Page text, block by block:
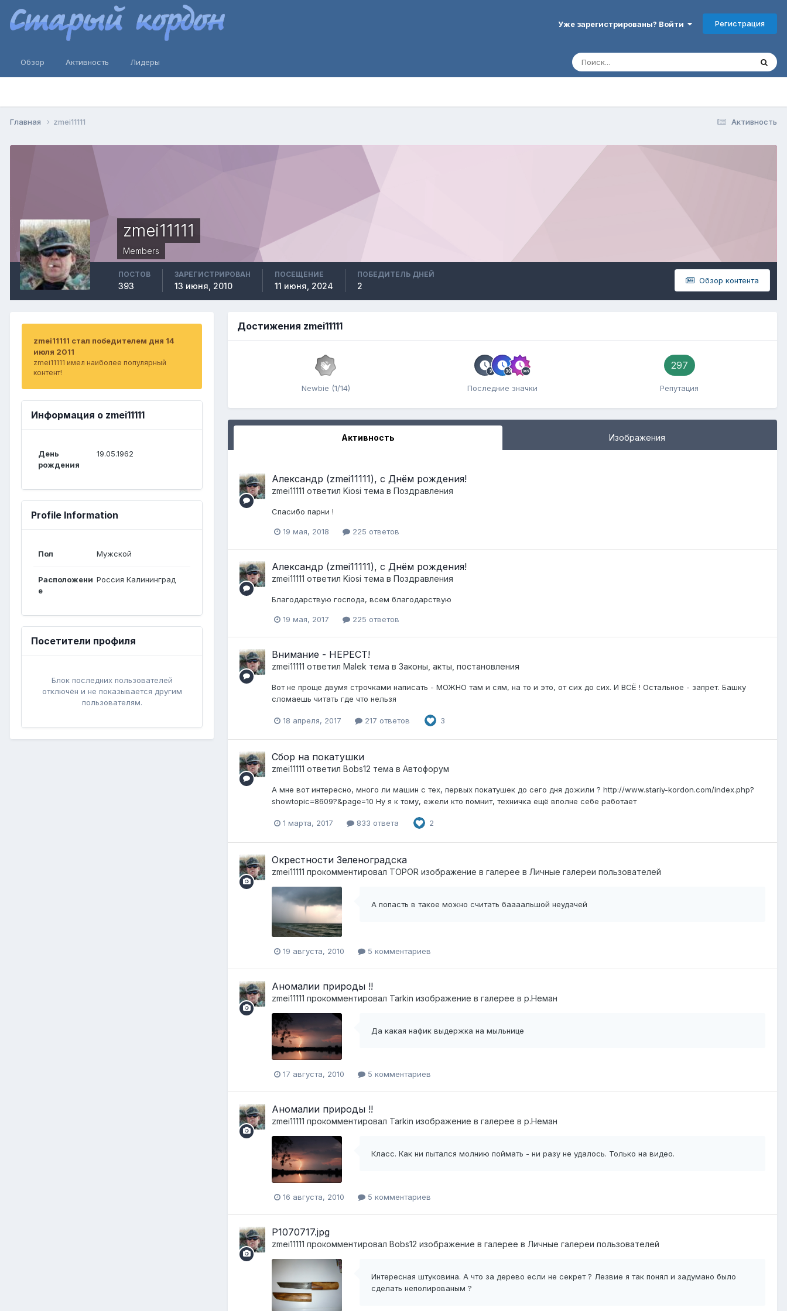
Уже зарегистрированы? Войти Регистрация
Обзор Активность Лидеры
Активность
Главная zmei11111
zmei11111
Members
Обзор контента
ПОСТОВ
393
ЗАРЕГИСТРИРОВАН
13 июня, 2010
ПОСЕЩЕНИЕ
11 июня, 2024
ПОБЕДИТЕЛЬ ДНЕЙ
2
zmei11111 стал победителем дня 14
июля 2011
zmei11111 имел наиболее популярный
контент!
Информация о zmei11111
День
рождения
19.05.1962
Profile Information
Пол Мужской
Расположени
е
Россия Калининград
Посетители профиля
Блок последних пользователей
отключён и не показывается другим
пользователям.
Достижения zmei11111
Newbie (1/14) Последние значки
297
Репутация
Активность Изображения
Александр (zmei11111), с Днëм рождения!
zmei11111 ответил Kiosi тема в Поздравления
Спасибо парни !
19 мая, 2018 225 ответов
Александр (zmei11111), с Днëм рождения!
zmei11111 ответил Kiosi тема в Поздравления
Благодарствую господа, всем благодарствую
19 мая, 2017 225 ответов
Внимание - НЕРЕСТ!
zmei11111 ответил Malek тема в Законы, акты, постановления
Вот не проще двумя строчками написать - МОЖНО там и сям, на то и это, от сих до сих. И ВСЁ ! Остальное - запрет. Башку
сломаешь читать где что нельзя
18 апреля, 2017 217 ответов 3
Сбор на покатушки
zmei11111 ответил Bobs12 тема в Автофорум
А мне вот интересно, много ли машин с тех, первых покатушек до сего дня дожили ? http://www.stariy-kordon.com/index.php?
showtopic=8609?&page=10 Ну я к тому, ежели кто помнит, техничка ещё вполне себе работает
1 марта, 2017 833 ответа 2
Окрестности Зеленоградска
zmei11111 прокомментировал TOPOR изображение в галерее в Личные галереи пользователей
А попасть в такое можно считать баааальшой неудачей
19 августа, 2010 5 комментариев
Аномалии природы !!
zmei11111 прокомментировал Tarkin изображение в галерее в р.Неман
Да какая нафик выдержка на мыльнице
17 августа, 2010 5 комментариев
Аномалии природы !!
zmei11111 прокомментировал Tarkin изображение в галерее в р.Неман
Класс. Как ни пытался молнию поймать - ни разу не удалось. Только на видео.
16 августа, 2010 5 комментариев
P1070717.jpg
zmei11111 прокомментировал Bobs12 изображение в галерее в Личные галереи пользователей
Интересная штуковина. А что за дерево если не секрет ? Лезвие я так понял и задумано было
сделать неполированым ?